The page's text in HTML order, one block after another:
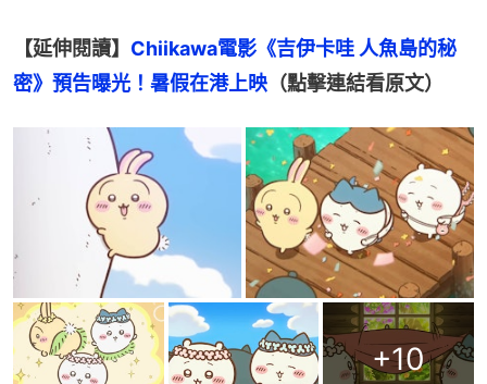
【延伸閱讀】 Chiikawa電影《吉伊卡哇 人魚島的秘
密》預告曝光！暑假在港上映 （點擊連結看原文）
+10